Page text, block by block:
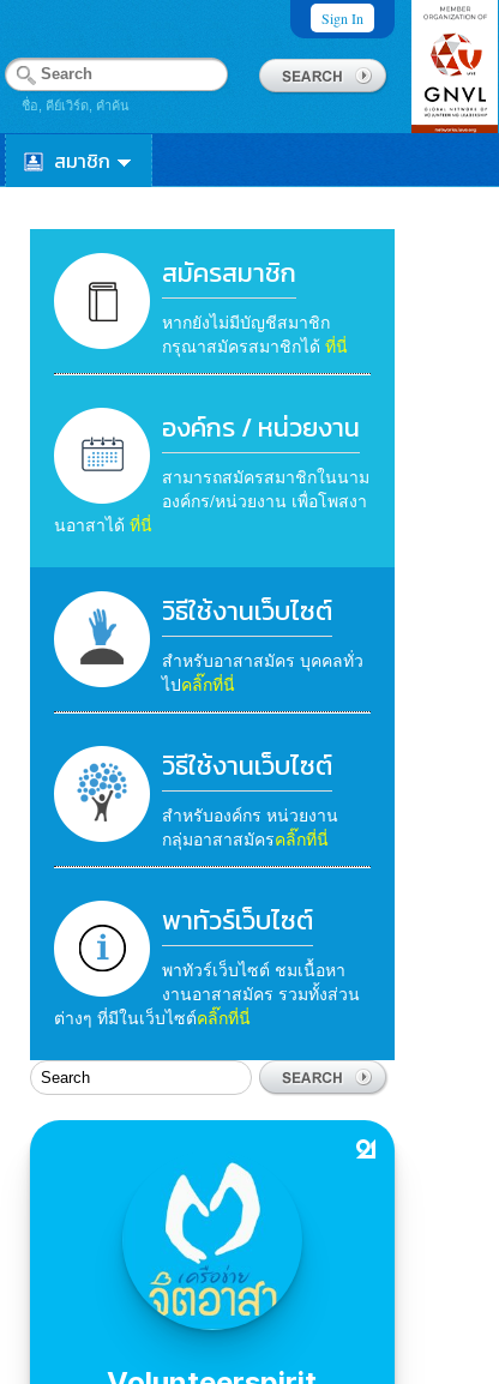
Sign In
ชื่อ, คีย์เวิร์ด, คำค้น
สมาชิก
สมัครสมาชิก
หากยังไม่มีบัญชีสมาชิก
กรุณาสมัครสมาชิกได้ ที่นี่
องค์กร / หน่วยงาน
สามารถสมัครสมาชิกในนาม
องค์กร/หน่วยงาน เพื่อโพสงา
นอาสาได้ ที่นี่
วิธีใช้งานเว็บไซต์
สำหรับอาสาสมัคร บุคคลทั่ว
ไปคลิ๊กที่นี่
วิธีใช้งานเว็บไซต์
สำหรับองค์กร หน่วยงาน
กลุ่มอาสาสมัครคลิ๊กที่นี่
พาทัวร์เว็บไซต์
พาทัวร์เว็บไซต์ ชมเนื้อหา
งานอาสาสมัคร รวมทั้งส่วน
ต่างๆ ที่มีในเว็บไซต์คลิ๊กที่นี่